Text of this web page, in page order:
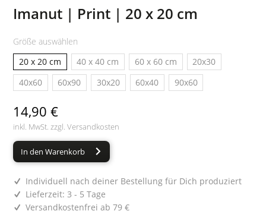
Imanut | Print | 20 x 20 cm
Größe auswählen
20 x 20 cm
40 x 40 cm 60 x 60 cm
20x30
40x60
60x90 30x20 60x40 90x60
14,90 €
inkl. MwSt. zzgl.Versandkosten
In den Warenkorb
Individuell nach deiner Bestellung für Dich produziert
Lieferzeit: 3 - 5 Tage
Versandkostenfrei ab 79 €